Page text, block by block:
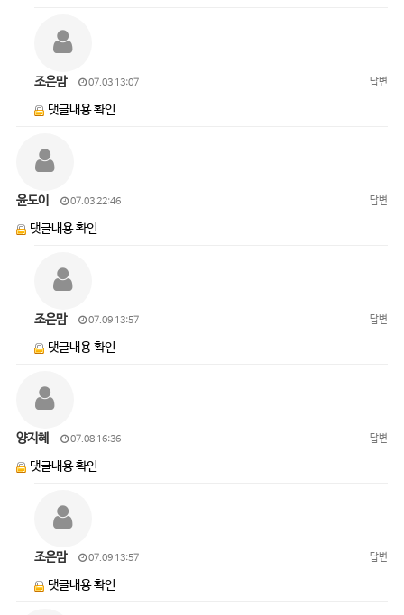
조은맘 07.03 13:07 답변
댓글내용 확인
윤도이 07.03 22:46 답변
댓글내용 확인
조은맘 07.09 13:57 답변
댓글내용 확인
양지혜 07.08 16:36 답변
댓글내용 확인
조은맘 07.09 13:57 답변
댓글내용 확인